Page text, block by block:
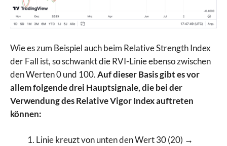
Wie es zum Beispiel auch beim Relative Strength Index
der Fall ist, so schwankt die RVI-Linie ebenso zwischen
den Werten 0 und 100.Auf dieser Basis gibt es vor
allem folgende drei Hauptsignale, die bei der
Verwendung des Relative Vigor Index auftreten
können:
Linie kreuzt von unten den Wert 30 (20) →